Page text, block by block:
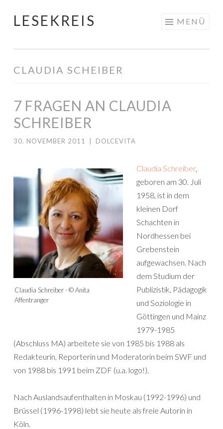
Springe
LESEKREIS MENÜ
CLAUDIA SCHEIBER
7 FRAGEN AN CLAUDIA
SCHREIBER
30. NOVEMBER 2011 DOLCEVITA
Claudia Schreiber - © Anita
Affentranger
Claudia Schreiber,
geboren am 30. Juli
1958, ist in dem
kleinen Dorf
Schachten in
Nordhessen bei
Grebenstein
aufgewachsen. Nach
dem Studium der
Publizistik, Pädagogik
und Soziologie in
Göttingen und Mainz
1979-1985
(Abschluss MA) arbeitete sie von 1985 bis 1988 als
Redakteurin, Reporterin und Moderatorin beim SWF und
von 1988 bis 1991 beim ZDF (u.a. logo!).
Nach Auslandsaufenthalten in Moskau (1992-1996) und
Brüssel (1996-1998) lebt sie heute als freie Autorin in
Köln.